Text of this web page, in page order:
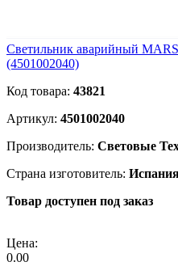
Светильник аварийный
(4501002040)
Код товара: 43821
Артикул: 4501002040
Производитель: Световые
Страна изготовитель:
Товар доступен под заказ
Цена:
0.00